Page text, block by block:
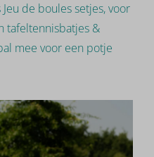
de boules setjes, voor
tafeltennisbatjes &
mee voor een potje